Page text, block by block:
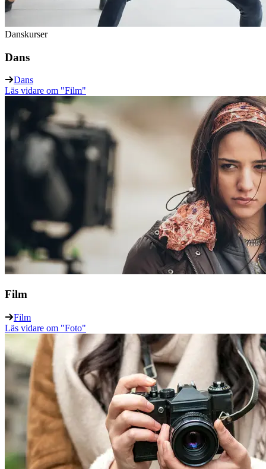
Danskurser
Dans
Dans
Läs vidare om "Film"
Film
Film
Läs vidare om "Foto"